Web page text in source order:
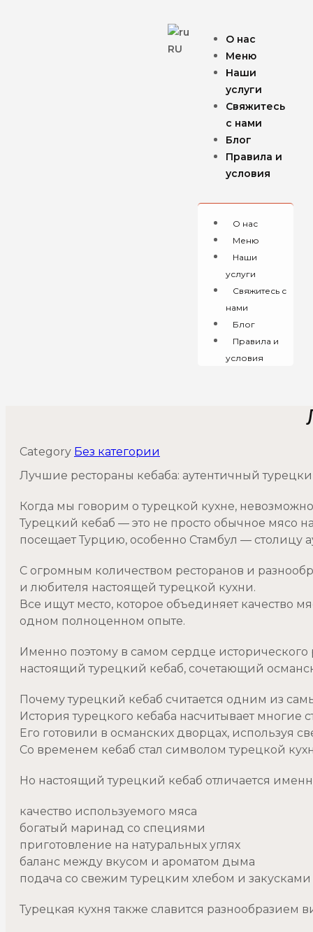
О нас
Меню
Наши
услуги
Свяжитесь
с нами
Блог
Правила и
условия
О нас
Меню
Наши
услуги
Свяжитесь с
нами
Блог
Правила и
условия
RU
Category Без категории
Лучшие рестораны кебаба: аутентичный
Когда мы говорим о турецкой кухне,
Турецкий кебаб — это не просто обычное мясо
посещает Турцию, особенно Стамбул — столицу
С огромным количеством ресторанов и
и любителя настоящей турецкой кухни.
Все ищут место, которое объединяет качество
одном полноценном опыте.
Именно поэтому в самом сердце
настоящий турецкий кебаб, сочетающий
Почему турецкий кебаб считается одним из
История турецкого кебаба насчитывает многие
Его готовили в османских дворцах, используя
Со временем кебаб стал символом турецкой
Но настоящий турецкий кебаб отличается
качество используемого мяса
богатый маринад со специями
приготовление на натуральных углях
баланс между вкусом и ароматом дыма
подача со свежим турецким хлебом и закусками
Турецкая кухня также славится разнообразием